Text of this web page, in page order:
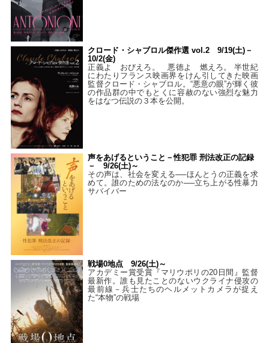
クロード・シャブロル傑作選 vol.2 9/19(土)－
10/2(金)
正義よ おびえろ。 悪徳よ 燃えろ。 半世紀
にわたりフランス映画界をけん引してきた映画
監督クロード・シャブロル。“悪意の眼”が輝く彼
の作品群の中でもとくに容赦のない強烈な魅力
をはなつ伝説の３本を公開。
声をあげるということ－性犯罪 刑法改正の記録
－ 9/26(土)～
その声は、社会を変える──ほんとうの正義を求
めて。誰のための法なのか──立ち上がる性暴力
サバイバー
戦場0地点 9/26(土)～
アカデミー賞受賞『マリウポリの20日間』監督
最新作。誰も見たことのないウクライナ侵攻の
最前線－兵士たちのヘルメットカメラが捉え
た“本物”の戦場